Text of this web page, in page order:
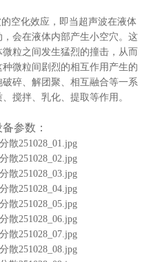
空化效应，即当超声波在液体
会在液体内部产生小空穴。这
粒之间发生猛烈的撞击，从而
微粒间剧烈的相互作用产生的
碎、解团聚、相互融合等一系
搅拌、乳化、提取等作用。
参数：